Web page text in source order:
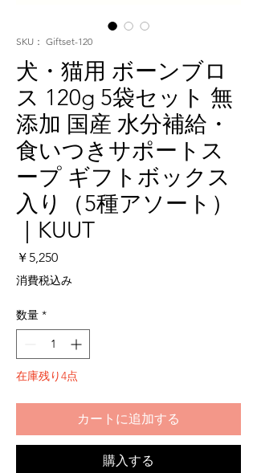
SKU： Giftset-120
犬・猫用 ボーンブロ
ス 120g 5袋セット 無
添加 国産 水分補給・
食いつきサポートス
ープ ギフトボックス
入り（5種アソート）
｜KUUT
￥5,250価
格
消費税込み
数量 *
在庫残り4点
カートに追加する
購入する